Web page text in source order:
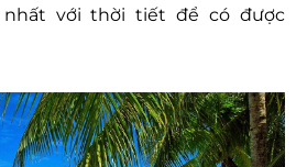
với thời tiết để có được